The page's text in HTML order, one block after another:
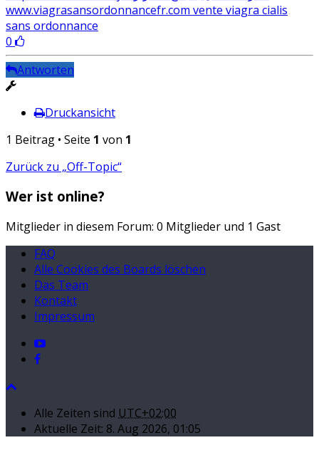
www.viagrasansordonnancefr.com vente viagra cialis
sans ordonnance
0
Antworten
Druckansicht
1 Beitrag • Seite 1 von 1
Zurück zu „Off-Topic“
Wer ist online?
Mitglieder in diesem Forum: 0 Mitglieder und 1 Gast
FAQ
Alle Cookies des Boards löschen
Das Team
Kontakt
Impressum
Alle Zeiten sind UTC+02:00
Aktuelle Zeit: 8. Aug 2026, 01:05